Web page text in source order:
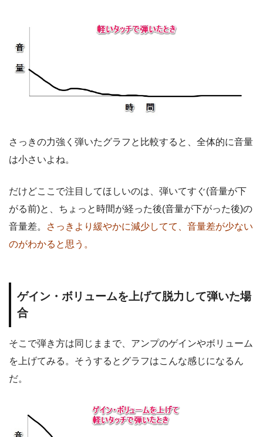
さっきの力強く弾いたグラフと比較すると、全体的に音量
は小さいよね。
だけどここで注目してほしいのは、弾いてすぐ(音量が下
がる前)と、ちょっと時間が経った後(音量が下がった後)の
音量差。
さっきより緩やかに減少してて、音量差が少ない
のがわかると思う。
ゲイン・ボリュームを上げて脱力して弾いた場
合
そこで弾き方は同じままで、アンプのゲインやボリューム
を上げてみる。そうするとグラフはこんな感じになるん
だ。